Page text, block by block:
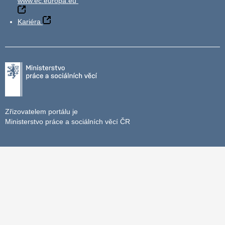
Kariéra
Zřizovatelem portálu je
Ministerstvo práce a sociálních věcí ČR